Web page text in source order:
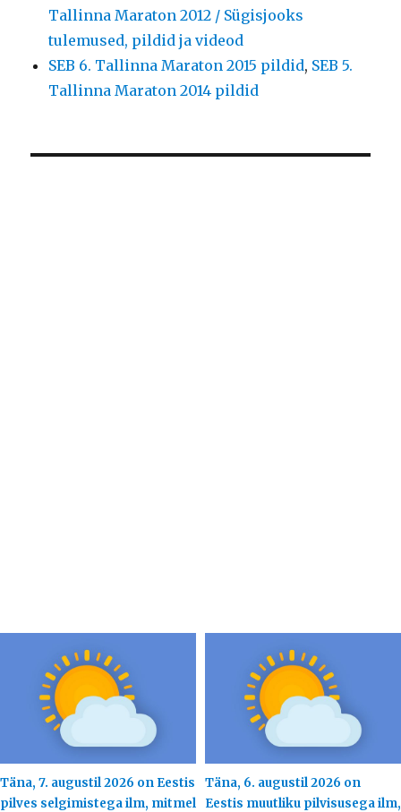
Tallinna Maraton 2012 / Sügisjooks
tulemused, pildid ja videod
SEB 6. Tallinna Maraton 2015 pildid, SEB 5.
Tallinna Maraton 2014 pildid
Täna, 7. augustil 2026 on Eestis
pilves selgimistega ilm, mitmel
Täna, 6. augustil 2026 on
Eestis muutliku pilvisusega ilm,